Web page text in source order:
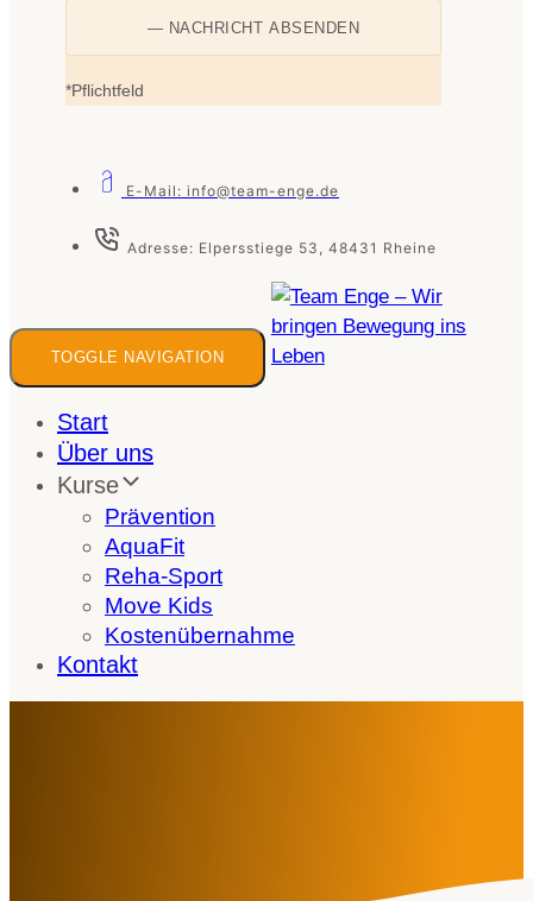
*Pflichtfeld
E-Mail: info@team-enge.de
Adresse: Elpersstiege 53, 48431 Rheine
TOGGLE NAVIGATION
Start
Über uns
Kurse
Prävention
AquaFit
Reha-Sport
Move Kids
Kostenübernahme
Kontakt